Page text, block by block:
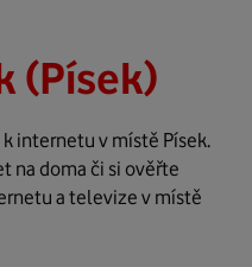
(Písek)
internetu v místě Písek.
na doma či si ověřte
a televize v místě